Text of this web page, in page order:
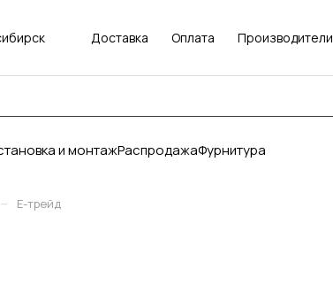
Доставка Оплата Производители
и монтажРаспродажаФурнитура
– Е-трейд